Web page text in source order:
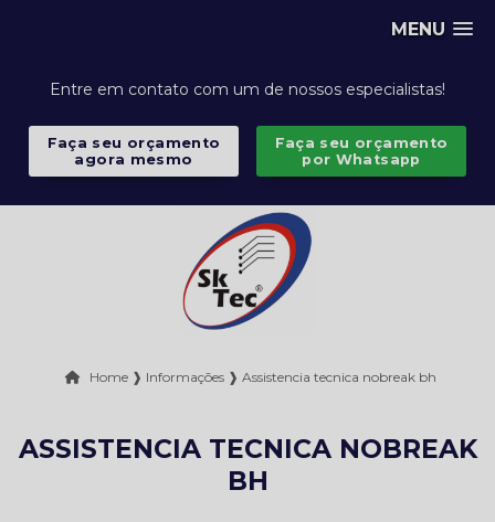
MENU
Entre em contato com um de nossos especialistas!
Faça seu orçamento
agora mesmo
Faça seu orçamento
por Whatsapp
Home ❱ Informações ❱ Assistencia tecnica nobreak bh
ASSISTENCIA TECNICA NOBREAK
BH